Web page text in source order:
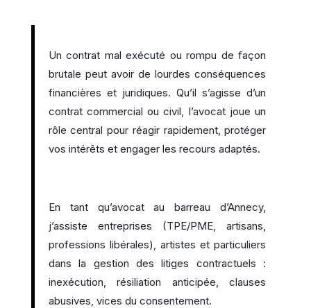
Un contrat mal exécuté ou rompu de façon
brutale peut avoir de lourdes conséquences
financières et juridiques. Qu’il s’agisse d’un
contrat commercial ou civil, l’avocat joue un
rôle central pour réagir rapidement, protéger
vos intérêts et engager les recours adaptés.
En tant qu’avocat au barreau d’Annecy,
j’assiste entreprises (TPE/PME, artisans,
professions libérales), artistes et particuliers
dans la gestion des litiges contractuels :
inexécution, résiliation anticipée, clauses
abusives, vices du consentement.